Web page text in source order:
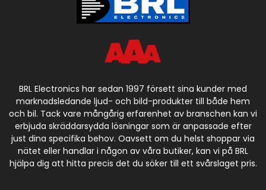
BRL Electronics har sedan 1997 försett sina kunder med
marknadsledande ljud- och bild-produkter till både hem
och bil. Tack vare mångårig erfarenhet av branschen kan vi
erbjuda skräddarsydda lösningar som är anpassade efter
just dina specifika behov. Oavsett om du helst shoppar via
nätet eller handlar i någon av våra butiker, kan vi på BRL
hjälpa dig att hitta precis det du söker till ett svårslaget pris.